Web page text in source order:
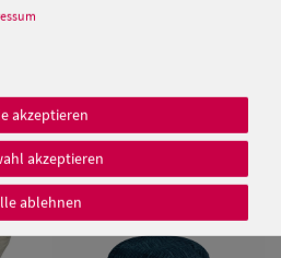
Fischerhut mit UV 50+ aus
Baumwolle von Hut-Breiter
25,00 €
akzeptieren
akzeptieren
ablehnen